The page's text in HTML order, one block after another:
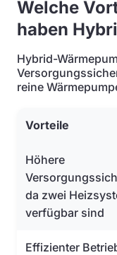
Welche
haben
Hybrid-
reine
Vorteile
Höhere
da zwei
verfügbar sind
Effizienter